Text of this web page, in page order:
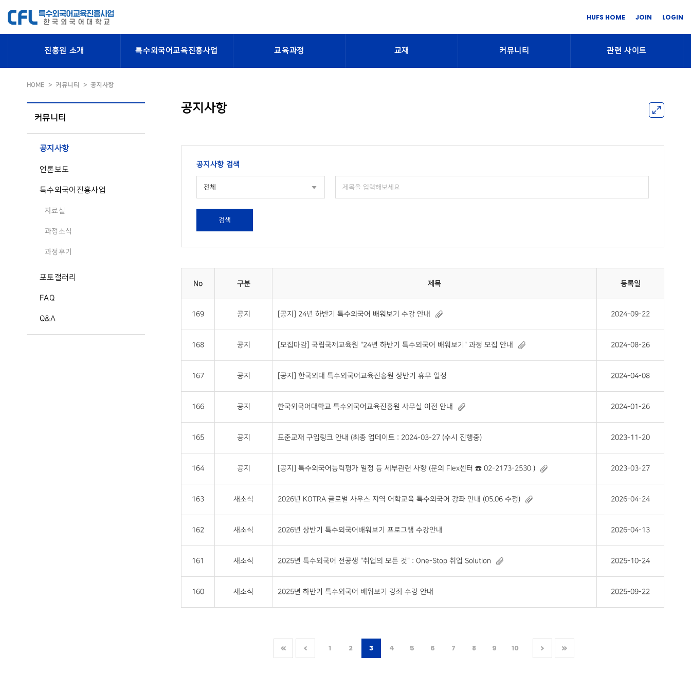
HUFS HOME JOIN LOGIN
진흥원 소개 특수외국어교육진흥사업 교육과정 교재 커뮤니티 관련 사이트
HOME 커뮤니티 공지사항
커뮤니티
공지사항
언론보도
특수외국어진흥사업
자료실
과정소식
과정후기
포토갤러리
FAQ
Q&A
공지사항
공지사항 검색
전체
검색
No 구분 제목 등록일
169 공지 [공지] 24년 하반기 특수외국어 배워보기 수강 안내 2024-09-22
168 공지 [모집마감] 국립국제교육원 "24년 하반기 특수외국어 배워보기" 과정 모집 안내 2024-08-26
167 공지 [공지] 한국외대 특수외국어교육진흥원 상반기 휴무 일정 2024-04-08
166 공지 한국외국어대학교 특수외국어교육진흥원 사무실 이전 안내 2024-01-26
165 공지 표준교재 구입링크 안내 (최종 업데이트 : 2024-03-27 (수시 진행중) 2023-11-20
164 공지 [공지] 특수외국어능력평가 일정 등 세부관련 사항 (문의 Flex센터 ☎ 02-2173-2530 ) 2023-03-27
163 새소식 2026년 KOTRA 글로벌 사우스 지역 어학교육 특수외국어 강좌 안내 (05.06 수정) 2026-04-24
162 새소식 2026년 상반기 특수외국어배워보기 프로그램 수강안내 2026-04-13
161 새소식 2025년 특수외국어 전공생 "취업의 모든 것" : One-Stop 취업 Solution 2025-10-24
160 새소식 2025년 하반기 특수외국어 배워보기 강좌 수강 안내 2025-09-22
1 2 3 4 5 6 7 8 9 10